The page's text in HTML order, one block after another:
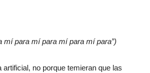
mí para mí para mí para mí para”)
no porque temieran que las